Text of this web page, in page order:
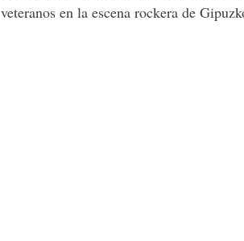
veteranos en la escena rockera de